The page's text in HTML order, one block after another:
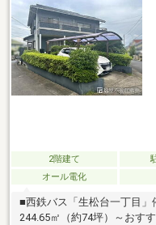
2階建て
オール電化
■西鉄バス「生松台一丁目
244.65㎡（約74坪）～おす